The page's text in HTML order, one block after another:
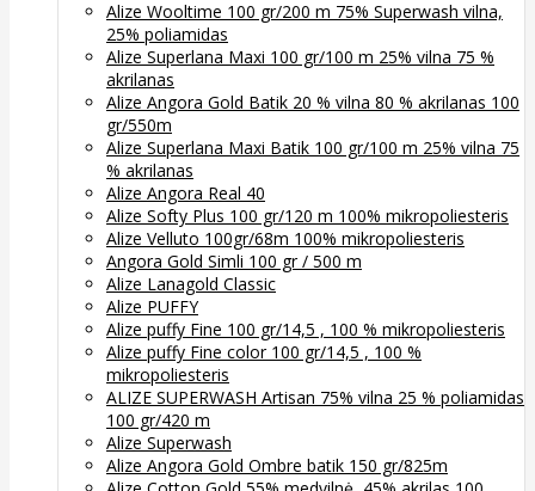
Alize Wooltime 100 gr/200 m 75% Superwash vilna,
25% poliamidas
Alize Superlana Maxi 100 gr/100 m 25% vilna 75 %
akrilanas
Alize Angora Gold Batik 20 % vilna 80 % akrilanas 100
gr/550m
Alize Superlana Maxi Batik 100 gr/100 m 25% vilna 75
% akrilanas
Alize Angora Real 40
Alize Softy Plus 100 gr/120 m 100% mikropoliesteris
Alize Velluto 100gr/68m 100% mikropoliesteris
Angora Gold Simli 100 gr / 500 m
Alize Lanagold Classic
Alize PUFFY
Alize puffy Fine 100 gr/14,5 , 100 % mikropoliesteris
Alize puffy Fine color 100 gr/14,5 , 100 %
mikropoliesteris
ALIZE SUPERWASH Artisan 75% vilna 25 % poliamidas
100 gr/420 m
Alize Superwash
Alize Angora Gold Ombre batik 150 gr/825m